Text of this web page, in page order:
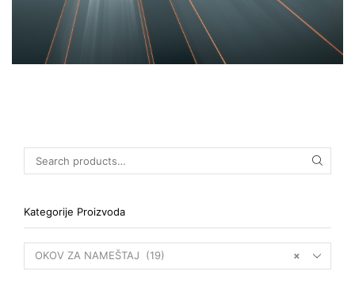
Kategorije Proizvoda
×
OKOV ZA NAMEŠTAJ (19)